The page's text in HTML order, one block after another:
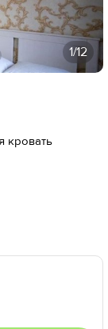
1/12
кровать